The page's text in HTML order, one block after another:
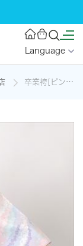
Language
卒業袴[ピンク・小桜]の着物レンタル